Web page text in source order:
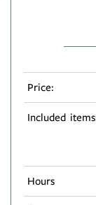
Price:
Included
Hours